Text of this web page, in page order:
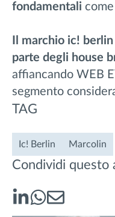
fondamentali
Il marchio ic!
parte degli house
affiancando WEB
segmento
TAG
Ic! Berlin Marcolin
Condividi questo